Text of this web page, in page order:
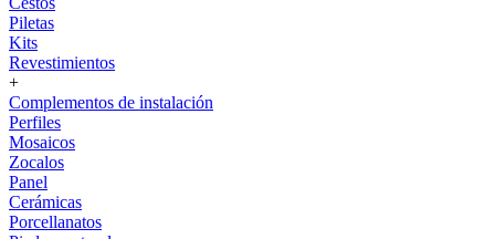
Piletas
Kits
Revestimientos
+
Complementos de instalación
Perfiles
Mosaicos
Zocalos
Panel
Cerámicas
Porcellanatos